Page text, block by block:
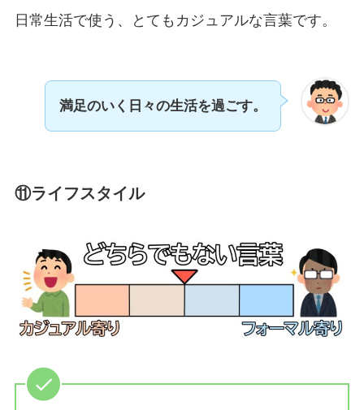
日常生活で使う、とてもカジュアルな言葉です。
満足のいく日々の生活を過ごす。
⑪ライフスタイル